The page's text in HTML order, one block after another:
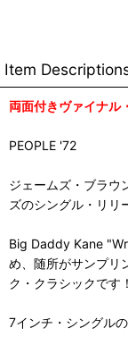
Item
両面付きヴァイナル
PEOPLE '72
ジェームズ・ブラウ
ズのシングル・リリ
Big Daddy Kane
め、随所がサンプリ
ク・クラシックです！
7インチ・シングル